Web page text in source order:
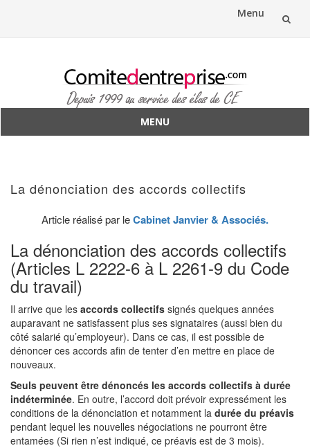
Menu
MENU
La dénonciation des accords collectifs
Article réalisé par leCabinet Janvier & Associés.
La dénonciation des accords collectifs
(Articles L 2222-6 à L 2261-9 du Code
du travail)
Il arrive que les accords collectifs signés quelques années
auparavant ne satisfassent plus ses signataires (aussi bien du
côté salarié qu’employeur). Dans ce cas, il est possible de
dénoncer ces accords afin de tenter d’en mettre en place de
nouveaux.
Seuls peuvent être dénoncés les accords collectifs à durée
indéterminée. En outre, l’accord doit prévoir expressément les
conditions de la dénonciation et notamment la durée du préavis
pendant lequel les nouvelles négociations ne pourront être
entamées (Si rien n’est indiqué, ce préavis est de 3 mois).